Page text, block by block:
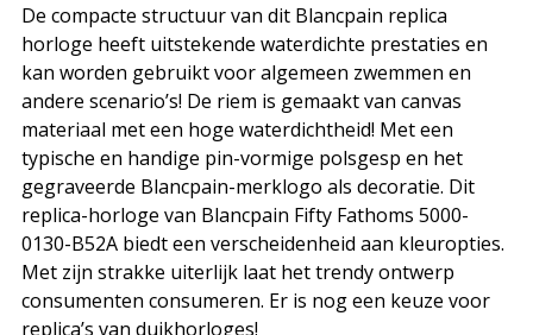
De compacte structuur van dit Blancpain replica
horloge heeft uitstekende waterdichte prestaties en
kan worden gebruikt voor algemeen zwemmen en
andere scenario’s! De riem is gemaakt van canvas
materiaal met een hoge waterdichtheid! Met een
typische en handige pin-vormige polsgesp en het
gegraveerde Blancpain-merklogo als decoratie. Dit
replica-horloge van Blancpain Fifty Fathoms 5000-
0130-B52A biedt een verscheidenheid aan kleuropties.
Met zijn strakke uiterlijk laat het trendy ontwerp
consumenten consumeren. Er is nog een keuze voor
replica’s van duikhorloges!